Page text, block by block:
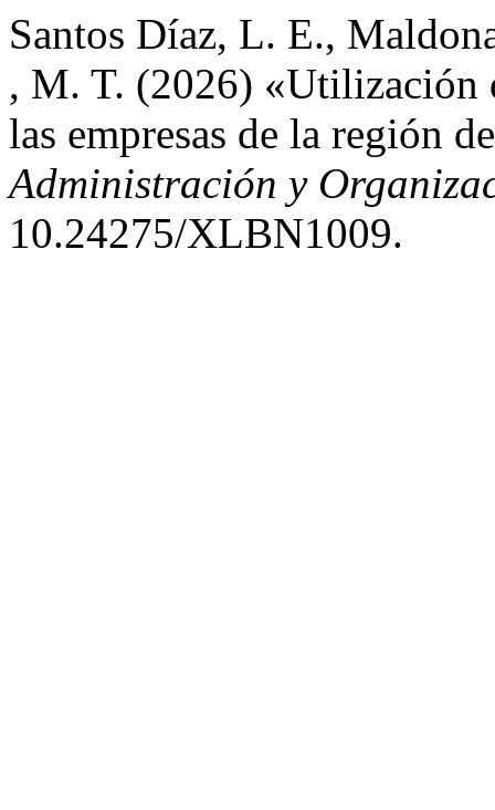
Santos Díaz, L. E.,
, M. T. (2026) «Utilización
las empresas de la región
Administración y
10.24275/XLBN1009.